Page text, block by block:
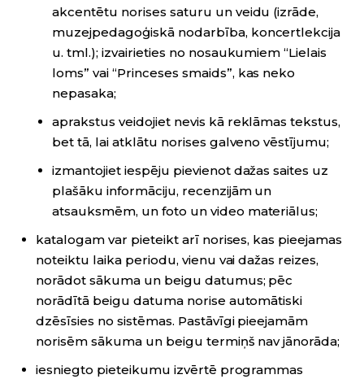
akcentētu norises saturu un veidu (izrāde,
muzejpedagoģiskā nodarbība, koncertlekcija
u. tml.); izvairieties no nosaukumiem “Lielais
loms” vai “Princeses smaids”, kas neko
nepasaka;
aprakstus veidojiet nevis kā reklāmas tekstus,
bet tā, lai atklātu norises galveno vēstījumu;
izmantojiet iespēju pievienot dažas saites uz
plašāku informāciju, recenzijām un
atsauksmēm, un foto un video materiālus;
katalogam var pieteikt arī norises, kas pieejamas
noteiktu laika periodu, vienu vai dažas reizes,
norādot sākuma un beigu datumus; pēc
norādītā beigu datuma norise automātiski
dzēsīsies no sistēmas. Pastāvīgi pieejamām
norisēm sākuma un beigu termiņš nav jānorāda;
iesniegto pieteikumu izvērtē programmas